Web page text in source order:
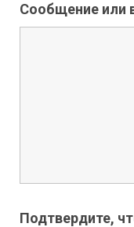
Сообщение или
Подтвердите,